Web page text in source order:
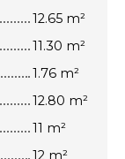
12.65 m²
11.30 m²
1.76 m²
12.80 m²
11 m²
12 m²